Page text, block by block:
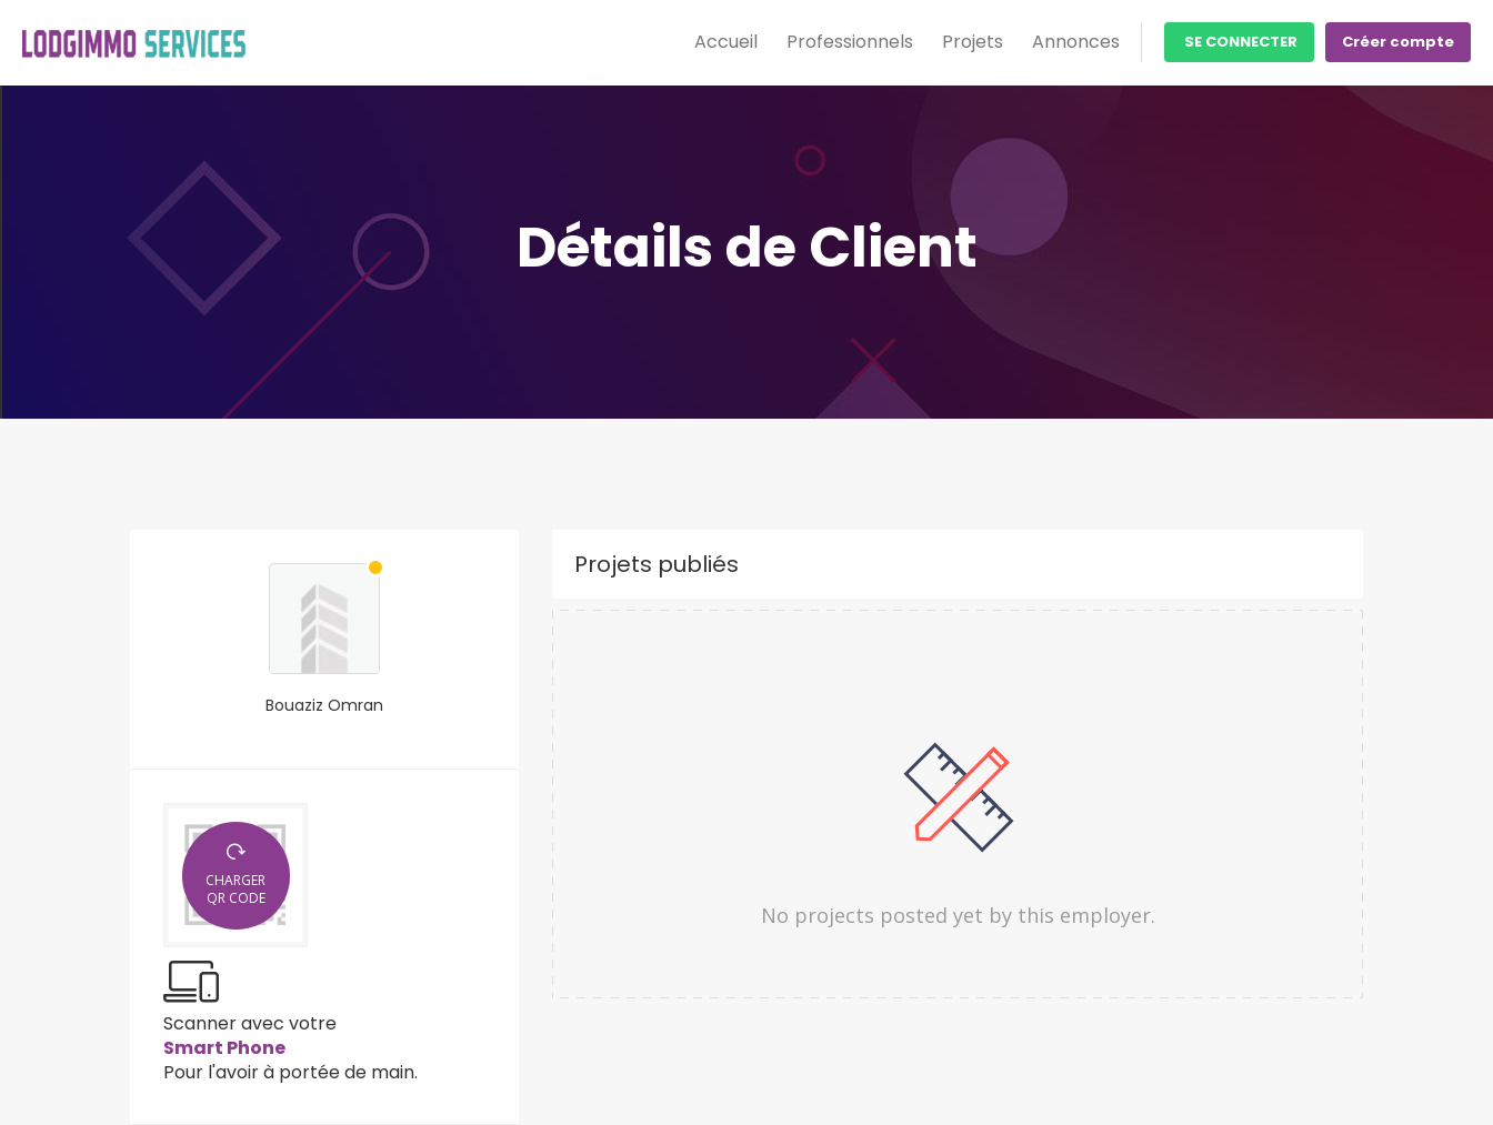
Accueil Professionnels Projets Annonces SE CONNECTER Créer compte
Détails de Client
Bouaziz Omran
CHARGER
QR CODE
Scanner avec votre
Smart Phone
Pour l'avoir à portée de main.
Projets publiés
No projects posted yet by this employer.